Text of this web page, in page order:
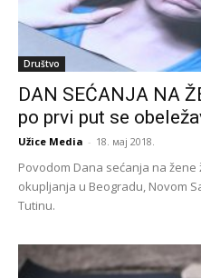
Društvo
DAN SEĆANJA NA
po prvi put se
Užice Media - 18. мај 2018.
Povodom Dana sećanja na
okupljanja u Beogradu, Novom
Tutinu.